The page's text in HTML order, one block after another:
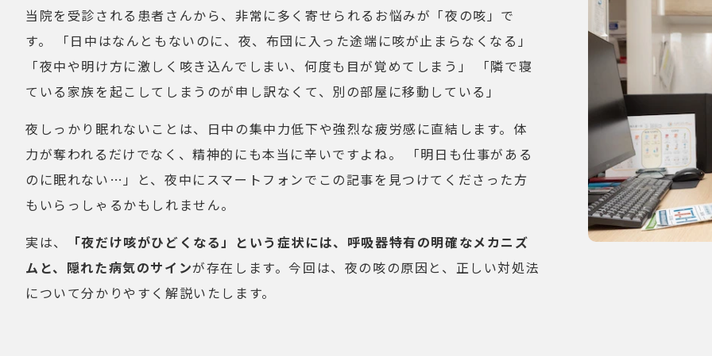
当院を受診される患者さんから、非常に多く寄せられるお悩みが「夜の咳」で
す。 「日中はなんともないのに、夜、布団に入った途端に咳が止まらなくなる」
「夜中や明け方に激しく咳き込んでしまい、何度も目が覚めてしまう」 「隣で寝
ている家族を起こしてしまうのが申し訳なくて、別の部屋に移動している」
夜しっかり眠れないことは、日中の集中力低下や強烈な疲労感に直結します。体
力が奪われるだけでなく、精神的にも本当に辛いですよね。 「明日も仕事がある
のに眠れない…」と、夜中にスマートフォンでこの記事を見つけてくださった方
もいらっしゃるかもしれません。
実は、
「夜だけ咳がひどくなる」という症状には、呼吸器特有の明確なメカニズ
ムと、隠れた病気のサインが存在します。今回は、夜の咳の原因と、正しい対処法
について分かりやすく解説いたします。